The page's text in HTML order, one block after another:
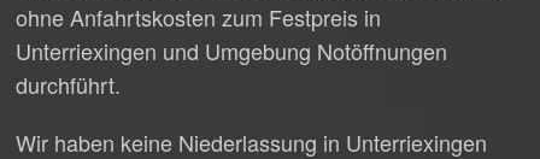
ohne Anfahrtskosten zum Festpreis in
Unterriexingen und Umgebung Notöffnungen
durchführt.
Wir haben keine Niederlassung in Unterriexingen